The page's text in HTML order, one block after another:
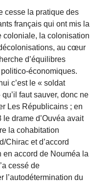
cesse la pratique des
français qui ont mis la
coloniale, la colonisation
au cœur
d’équilibres
économiques.
c’est le « soldat
qu’il faut sauver, donc ne
Les Républicains ; en
le drame d’Ouvéa avait
la cohabitation
Chirac et d’accord
en accord de Nouméa la
cessé de
l’autodétermination du